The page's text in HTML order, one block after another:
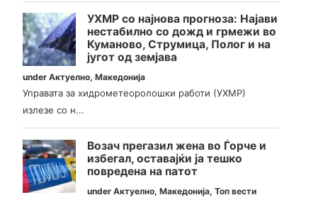
УХМР со најнова прогноза: Најави
нестабилно со дожд и грмежи во
Куманово, Струмица, Полог и на
југот од земјава
underАктуелно,Македонија
Управата за хидрометеоролошки работи (УХМР)
излезе со н...
Возач прегазил жена во Ѓорче и
избегал, оставајќи ја тешко
повредена на патот
underАктуелно,Македонија,Топ вести